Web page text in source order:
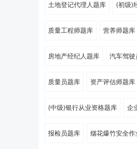
土地登记代理人题库 (初级)
质量工程师题库 营养师题库
房地产经纪人题库 汽车驾驶
质量员题库 资产评估师题库
(中级)银行从业资格题库 企
报检员题库 烟花爆竹安全作